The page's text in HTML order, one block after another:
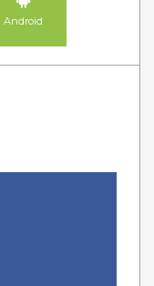
Android